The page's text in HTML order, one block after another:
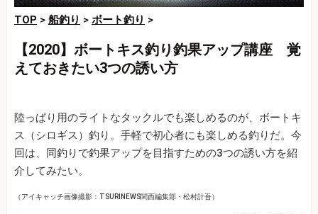
TOP > 船釣り > ボート釣り >
【2020】ボートキス釣り釣果アップ講座 覚
えておきたい3つの誘い方
陸っぱり用のライトなタックルでも楽しめるのが、ボートキ
ス（シロギス）釣り。手軽で初心者にも楽しめる釣りだ。今
回は、同釣りで釣果アップを目指すための3つの誘い方を紹
介してみたい。
（アイキャッチ画像撮影：TSURINEWS関西編集部・松村計吾）